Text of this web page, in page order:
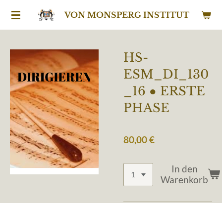
Zum
VON MONSPERG INSTITUT
HS-
ESM_DI_130
_16 ● ERSTE
PHASE
80,00 €
In den
Warenkorb